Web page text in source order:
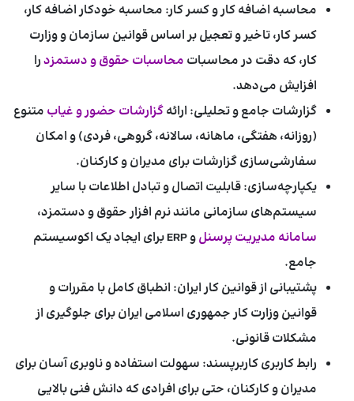
محاسبه اضافه کار و کسر کار: محاسبه خودکار اضافه کار،
کسر کار، تاخیر و تعجیل بر اساس قوانین سازمان و وزارت
کار، که دقت در محاسبات محاسبات حقوق و دستمزدرا
افزایش می‌دهد.
گزارشات جامع و تحلیلی: ارائهگزارشات حضور و غیاب متنوع
(روزانه، هفتگی، ماهانه، سالانه، گروهی، فردی) و امکان
سفارشی‌سازی گزارشات برای مدیران و کارکنان.
یکپارچه‌سازی:قابلیت اتصال و تبادل اطلاعات با سایر
سیستم‌های سازمانی مانند نرم افزار حقوق و دستمزد،
سامانه مدیریت پرسنل
و ERP برای ایجاد یک اکوسیستم
جامع.
پشتیبانی از قوانین کار ایران: انطباق کامل با مقررات و
قوانین وزارت کار جمهوری اسلامی ایران برای جلوگیری از
مشکلات قانونی.
رابط کاربری کاربرپسند: سهولت استفاده و ناوبری آسان برای
مدیران و کارکنان، حتی برای افرادی که دانش فنی بالایی